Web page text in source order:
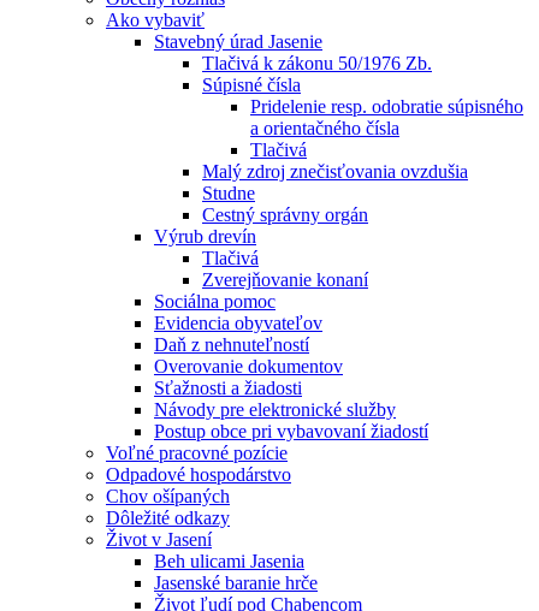
Ako vybaviť
Stavebný úrad Jasenie
Tlačivá k zákonu 50/1976 Zb.
Súpisné čísla
Pridelenie resp. odobratie súpisného
a orientačného čísla
Tlačivá
Malý zdroj znečisťovania ovzdušia
Studne
Cestný správny orgán
Výrub drevín
Tlačivá
Zverejňovanie konaní
Sociálna pomoc
Evidencia obyvateľov
Daň z nehnuteľností
Overovanie dokumentov
Sťažnosti a žiadosti
Návody pre elektronické služby
Postup obce pri vybavovaní žiadostí
Voľné pracovné pozície
Odpadové hospodárstvo
Chov ošípaných
Dôležité odkazy
Život v Jasení
Beh ulicami Jasenia
Jasenské baranie hrče
Život ľudí pod Chabencom